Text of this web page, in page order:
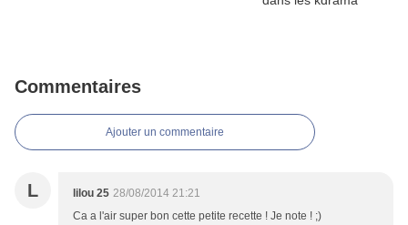
Commentaires
Ajouter un commentaire
L lilou 25 28/08/2014 21:21
Ca a l'air super bon cette petite recette ! Je note ! ;)